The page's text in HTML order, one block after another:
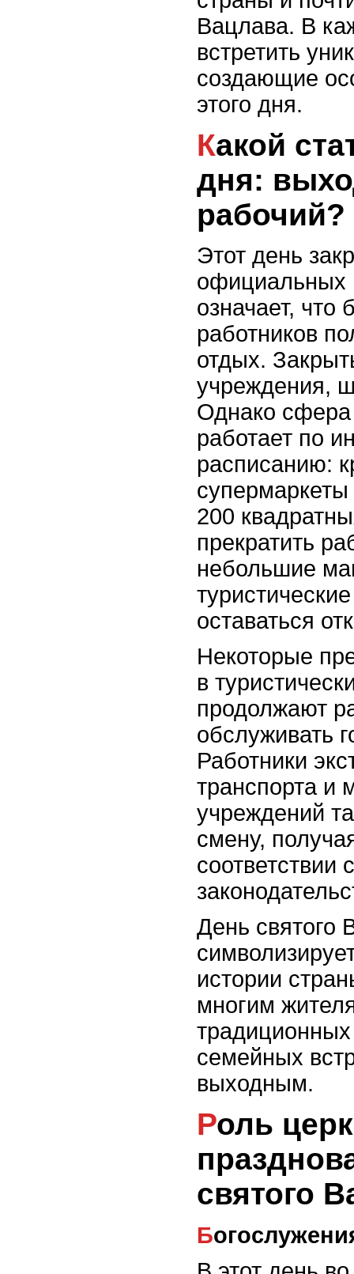
Вацлава. В
встретить
создающие
этого дня.
Какой статус у этого
дня:
рабочий?
Этот день
официальных
означает, что
работников
отдых.
учреждения,
Однако сфера
работает по
расписанию:
200
прекратить
небольшие
оставаться
Некоторые
в
продолжают
обслуживать
Работники
транспорта и
учреждений
смену,
соответствии
День святого
истории
многим
семейных
выходным.
Роль церкви в
святого